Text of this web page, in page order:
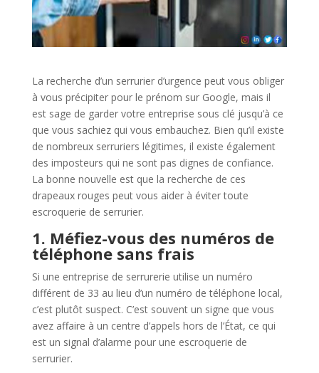
La recherche d’un serrurier d’urgence peut vous obliger
à vous précipiter pour le prénom sur Google, mais il
est sage de garder votre entreprise sous clé jusqu’à ce
que vous sachiez qui vous embauchez. Bien qu’il existe
de nombreux serruriers légitimes, il existe également
des imposteurs qui ne sont pas dignes de confiance.
La bonne nouvelle est que la recherche de ces
drapeaux rouges peut vous aider à éviter toute
escroquerie de serrurier.
1. Méfiez-vous des numéros de
téléphone sans frais
Si une entreprise de serrurerie utilise un numéro
différent de 33 au lieu d’un numéro de téléphone local,
c’est plutôt suspect. C’est souvent un signe que vous
avez affaire à un centre d’appels hors de l’État, ce qui
est un signal d’alarme pour une escroquerie de
serrurier.